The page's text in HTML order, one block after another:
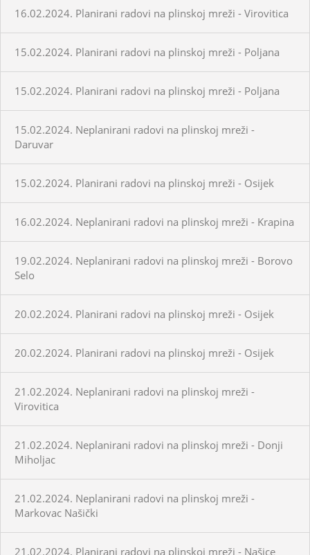
16.02.2024. Planirani radovi na plinskoj mreži - Virovitica
15.02.2024. Planirani radovi na plinskoj mreži - Poljana
15.02.2024. Planirani radovi na plinskoj mreži - Poljana
15.02.2024. Neplanirani radovi na plinskoj mreži -
Daruvar
15.02.2024. Planirani radovi na plinskoj mreži - Osijek
16.02.2024. Neplanirani radovi na plinskoj mreži - Krapina
19.02.2024. Neplanirani radovi na plinskoj mreži - Borovo
Selo
20.02.2024. Planirani radovi na plinskoj mreži - Osijek
20.02.2024. Planirani radovi na plinskoj mreži - Osijek
21.02.2024. Neplanirani radovi na plinskoj mreži -
Virovitica
21.02.2024. Neplanirani radovi na plinskoj mreži - Donji
Miholjac
21.02.2024. Neplanirani radovi na plinskoj mreži -
Markovac Našički
21.02.2024. Planirani radovi na plinskoj mreži - Našice